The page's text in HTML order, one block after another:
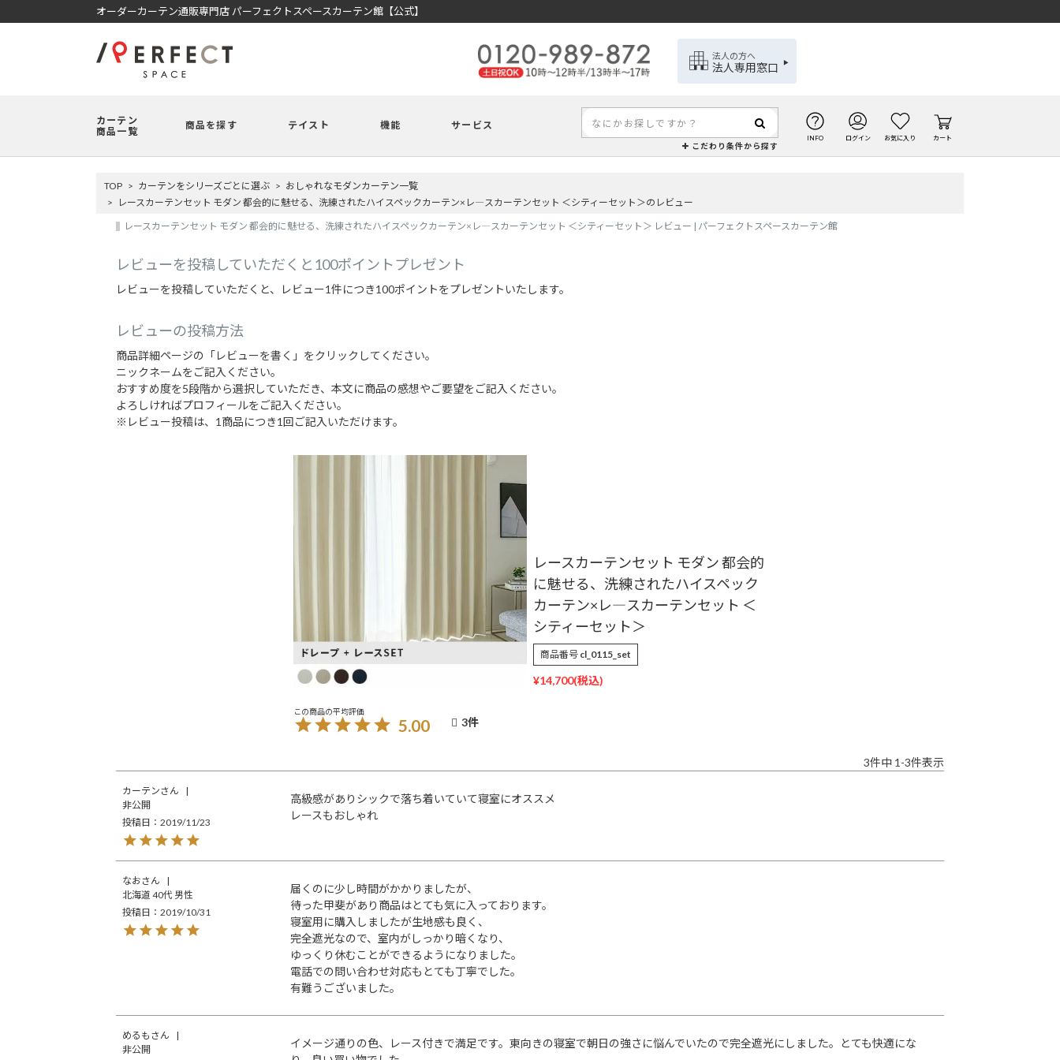
オーダーカーテン通販専門店 パーフェクトスペースカーテン館【公式】
法人の方へ
法人専用窓口
カーテン
商品一覧
商品を探す テイスト 機能 サービス
こだわり条件から探す
INFO ログイン お気に入り カート
TOP カーテンをシリーズごとに選ぶ
おしゃれなモダンカーテン一覧
レースカーテンセット モダン 都会的に魅せる、洗練されたハイスペックカーテン×レ―スカーテンセット ＜シティーセット＞のレビュー
レースカーテンセット モダン 都会的に魅せる、洗練されたハイスペックカーテン×レ―スカーテンセット ＜シティーセット＞ レビュー | パーフェクトスペースカーテン館
レビューを投稿していただくと100ポイントプレゼント
レビューを投稿していただくと、レビュー1件につき100ポイントをプレゼントいたします。
レビューの投稿方法
商品詳細ページの「レビューを書く」をクリックしてください。
ニックネームをご記入ください。
おすすめ度を5段階から選択していただき、本文に商品の感想やご要望をご記入ください。
よろしければプロフィールをご記入ください。
※レビュー投稿は、1商品につき1回ご記入いただけます。
レースカーテンセット モダン 都会的
に魅せる、洗練されたハイスペック
カーテン×レ―スカーテンセット ＜
シティーセット＞
商品番号 cl_0115_set
¥14,700
5.00 3
3件中 1 -3件表示
カーテン
非公開
投稿日
2019/11/23
高級感がありシックで落ち着いていて寝室にオススメ
レースもおしゃれ
なお
北海道 40代 男性
投稿日
2019/10/31
届くのに少し時間がかかりましたが、
待った甲斐があり商品はとても気に入っております。
寝室用に購入しましたが生地感も良く、
完全遮光なので、室内がしっかり暗くなり、
ゆっくり休むことができるようになりました。
電話での問い合わせ対応もとても丁寧でした。
有難うございました。
めるも
非公開
イメージ通りの色、レース付きで満足です。東向きの寝室で朝日の強さに悩んでいたので完全遮光にしました。とても快適にな